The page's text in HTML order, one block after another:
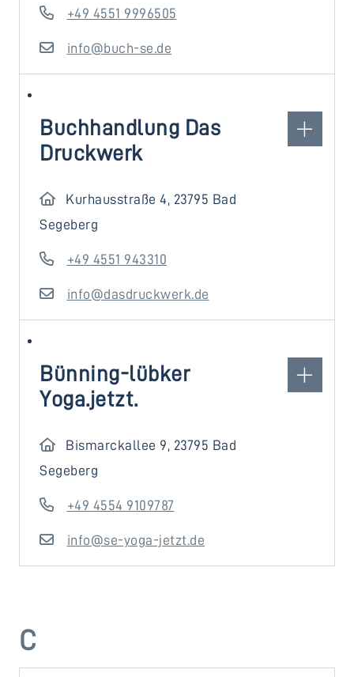
+49 4551 9996505
info@buch-se.de
Buchhandlung Das
Druckwerk
Kurhausstraße 4, 23795 Bad
Segeberg
+49 4551 943310
info@dasdruckwerk.de
Bünning-lübker
Yoga.jetzt.
Bismarckallee 9, 23795 Bad
Segeberg
+49 4554 9109787
info@se-yoga-jetzt.de
C